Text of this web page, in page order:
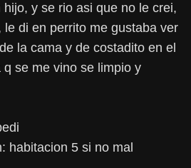
y se rio asi que no le crei,
di en perrito me gustaba ver
la cama y de costadito en el
se me vino se limpio y
habitacion 5 si no mal